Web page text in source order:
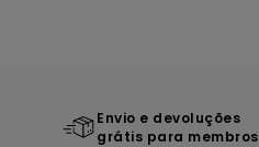
Envio e devoluções
grátis para membros